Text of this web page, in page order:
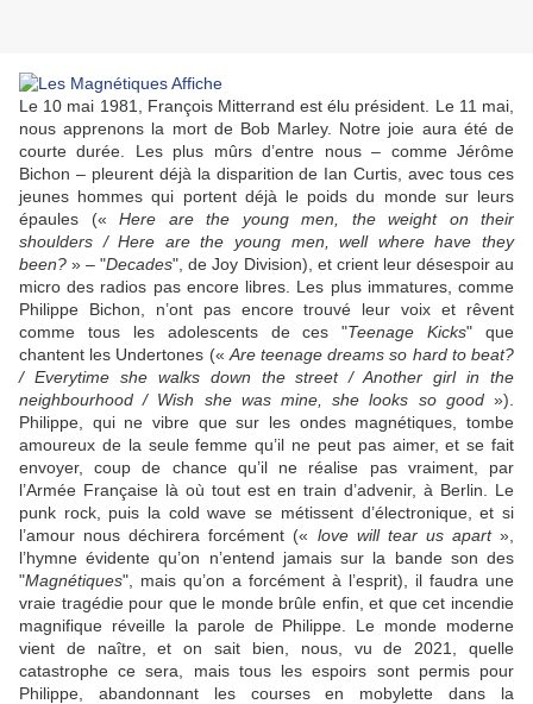
Le 10 mai 1981, François Mitterrand est élu président. Le 11 mai,
nous apprenons la mort de Bob Marley. Notre joie aura été de
courte durée. Les plus mûrs d’entre nous – comme Jérôme
Bichon – pleurent déjà la disparition de Ian Curtis , avec tous ces
jeunes hommes qui portent déjà le poids du monde sur leurs
épaules (« Here are the young men, the weight on their
shoulders / Here are the young men, well where have they
been? » – "Decades", deJoy Division), et crient leur désespoir au
micro des radios pas encore libres. Les plus immatures, comme
Philippe Bichon, n’ont pas encore trouvé leur voix et rêvent
comme tous les adolescents de ces "Teenage Kicks" que
chantent les Undertones (« Are teenage dreams so hard to beat?
/ Everytime she walks down the street / Another girl in the
neighbourhood / Wish she was mine, she looks so good»).
Philippe, qui ne vibre que sur les ondes magnétiques, tombe
amoureux de la seule femme qu’il ne peut pas aimer, et se fait
envoyer, coup de chance qu’il ne réalise pas vraiment, par
l’Armée Française là où tout est en train d’advenir, à Berlin. Le
punk rock, puis la cold wave se métissent d’électronique, et si
l’amour nous déchirera forcément (« love will tear us apart»,
l’hymne évidente qu’on n’entend jamais sur la bande son des
"Magnétiques", mais qu’on a forcément à l’esprit), il faudra une
vraie tragédie pour que le monde brûle enfin, et que cet incendie
magnifique réveille la parole de Philippe. Le monde moderne
vient de naître, et on sait bien, nous, vu de 2021, quelle
catastrophe ce sera, mais tous les espoirs sont permis pour
Philippe, abandonnant les courses en mobylette dans la